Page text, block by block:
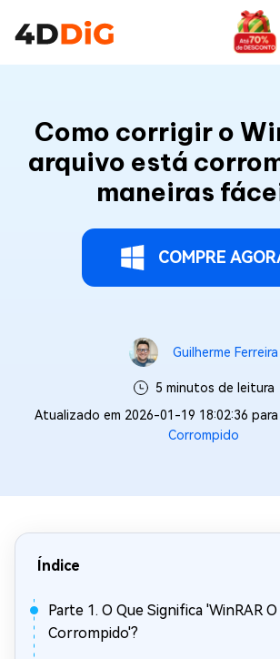
Como corrigir o
arquivo está
maneiras
COMPRE
Guilherme Ferreira
5 minutos de leitura
Atualizado em 2026-01-19 18:02:36 para
Corrompido
Índice
Parte 1. O Que Significa 'WinRAR
Corrompido'?